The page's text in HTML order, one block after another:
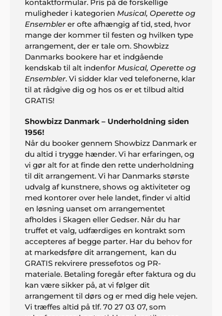
Mette og Pia
Hej Showbizz. Vi er mega glade for vi endelig må
holde fredagsbar igen og tusind tak for jeres ideer
til underholdning. Det gør det hele meget
nemmere jo"
Claus Nielsen, Ringe
"I er for vilde! Vi snakker stadig om den fede fest vi
holdt med klubben. Alt fra underholdning til musik
og mad var totalt i orden".
kontaktformular. Pris på de forskellige
muligheder i kategorien Musical, Operette og
Ensembler er ofte afhængig af tid, sted, hvor
mange der kommer til festen og hvilken type
arrangement, der er tale om. Showbizz
Danmarks bookere har et indgående
kendskab til alt indenfor Musical, Operette og
Ensembler. Vi sidder klar ved telefonerne, klar
til at rådgive dig og hos os er et tilbud altid
GRATIS!
Showbizz Danmark – Underholdning siden
1956!
Når du booker gennem Showbizz Danmark er
du altid i trygge hænder. Vi har erfaringen, og
vi gør alt for at finde den rette underholdning
til dit arrangement. Vi har Danmarks største
udvalg af kunstnere, shows og aktiviteter og
med kontorer over hele landet, finder vi altid
en løsning uanset om arrangementet
afholdes i Skagen eller Gedser. Når du har
truffet et valg, udfærdiges en kontrakt som
accepteres af begge parter. Har du behov for
at markedsføre dit arrangement, kan du
GRATIS rekvirere pressefotos og PR-
materiale. Betaling foregår efter faktura og du
kan være sikker på, at vi følger dit
arrangement til dørs og er med dig hele vejen.
Vi træffes altid på tlf. 70 27 03 07, som